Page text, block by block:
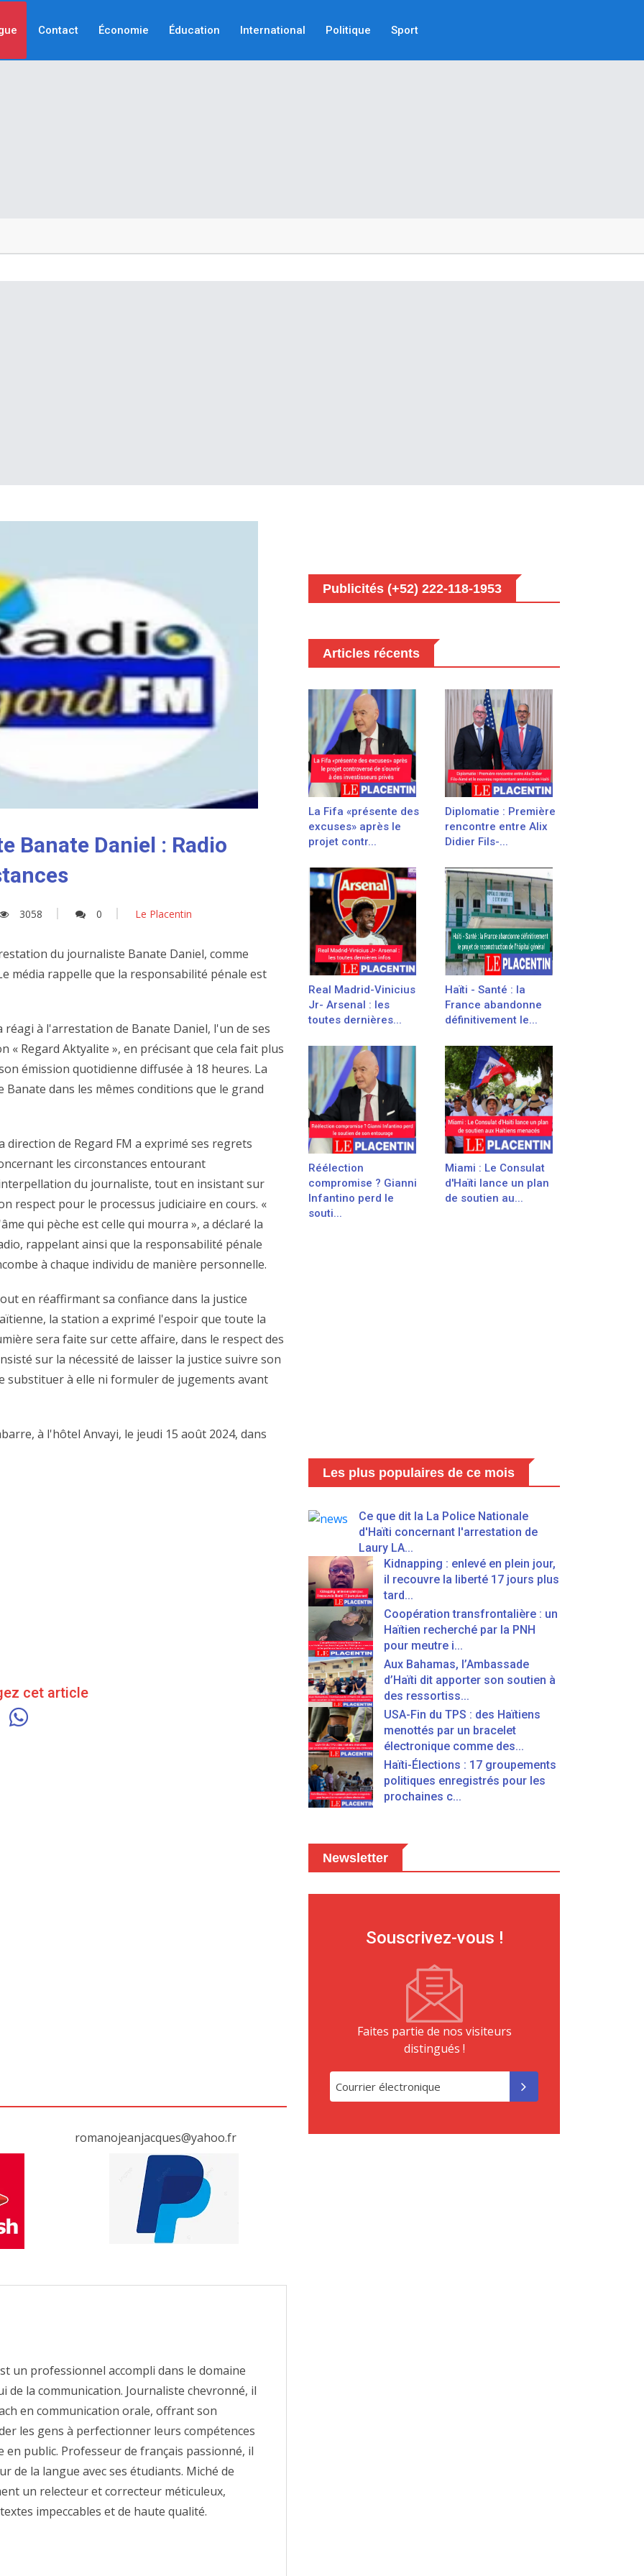
Contact Économie Éducation International Politique Sport
Banate Daniel : Radio
3058 0 Le Placentin
du journaliste Banate Daniel, comme
média rappelle que la responsabilité pénale est
réagi à l'arrestation de Banate Daniel, l'un de ses
« Regard Aktyalite », en précisant que cela fait plus
émission quotidienne diffusée à 18 heures. La
dans les mêmes conditions que le grand
direction de Regard FM a exprimé ses regrets
les circonstances entourant
du journaliste, tout en insistant sur
respect pour le processus judiciaire en cours. «
qui pèche est celle qui mourra », a déclaré la
rappelant ainsi que la responsabilité pénale
à chaque individu de manière personnelle.
en réaffirmant sa confiance dans la justice
la station a exprimé l'espoir que toute la
sera faite sur cette affaire, dans le respect des
sur la nécessité de laisser la justice suivre son
substituer à elle ni formuler de jugements avant
à l'hôtel Anvayi, le jeudi 15 août 2024, dans
cet article
romanojeanjacques@yahoo.fr
un professionnel accompli dans le domaine
de la communication. Journaliste chevronné, il
en communication orale, offrant son
les gens à perfectionner leurs compétences
en public. Professeur de français passionné, il
de la langue avec ses étudiants. Miché de
un relecteur et correcteur méticuleux,
impeccables et de haute qualité.
Publicités (+52) 222-118-1953
Articles récents
La Fifa «présente des
excuses» après le
projet contr...
Diplomatie : Première
rencontre entre Alix
Didier Fils-...
Real Madrid-Vinicius
Jr- Arsenal : les
toutes dernières...
Haïti - Santé : la
France abandonne
définitivement le...
Réélection
compromise ? Gianni
Infantino perd le
souti...
Miami : Le Consulat
d'Haïti lance un plan
de soutien au...
Les plus populaires de ce mois
Ce que dit la La Police Nationale
d'Haïti concernant l'arrestation de
Laury LA...
Kidnapping : enlevé en plein jour,
il recouvre la liberté 17 jours plus
tard...
Coopération transfrontalière : un
Haïtien recherché par la PNH
pour meutre i...
Aux Bahamas, l’Ambassade
d’Haïti dit apporter son soutien à
des ressortiss...
USA-Fin du TPS : des Haïtiens
menottés par un bracelet
électronique comme des...
Haïti-Élections : 17 groupements
politiques enregistrés pour les
prochaines c...
Newsletter
Souscrivez-vous !
Faites partie de nos visiteurs
distingués !